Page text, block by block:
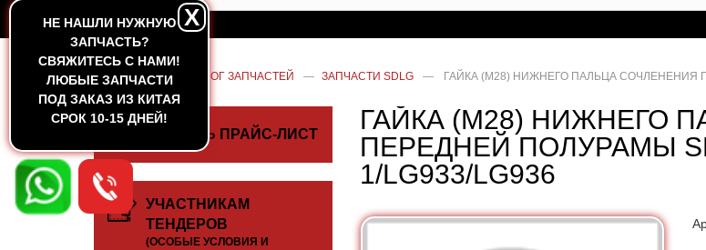
НЕ НАШЛИ НУЖНУЮ
ЗАПЧАСТЬ?
CВЯЖИТЕСЬ С НАМИ!
ЛЮБЫЕ ЗАПЧАСТИ
ПОД ЗАКАЗ ИЗ КИТАЯ
СРОК 10-15 ДНЕЙ!
X
ГЛАВНАЯ — КАТАЛОГ ЗАПЧАСТЕЙ — ЗАПЧАСТИ SDLG — ГАЙКА (М28) НИЖНЕГО ПАЛЬЦА СОЧЛЕНЕНИЯ
СКАЧАТЬ ПРАЙС-ЛИСТ
УЧАСТНИКАМ
ТЕНДЕРОВ
(ОСОБЫЕ УСЛОВИЯ И
ГАЙКА (М28) НИЖНЕГО
ПЕРЕДНЕЙ ПОЛУРАМЫ
1/LG933/LG936